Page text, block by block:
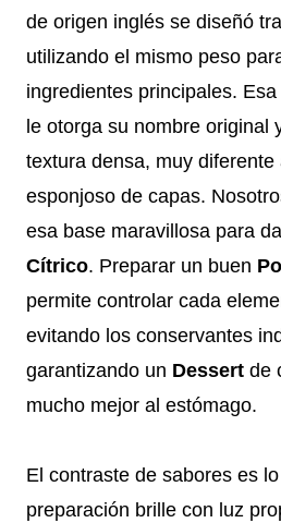
de origen inglés se diseñó
utilizando el mismo peso
ingredientes principales.
le otorga su nombre original
textura densa, muy diferente
esponjoso de capas.
esa base maravillosa para
Cítrico. Preparar un buen
permite controlar cada
evitando los conservantes
garantizando un Dessert de
mucho mejor al estómago.
El contraste de sabores es
preparación brille con luz